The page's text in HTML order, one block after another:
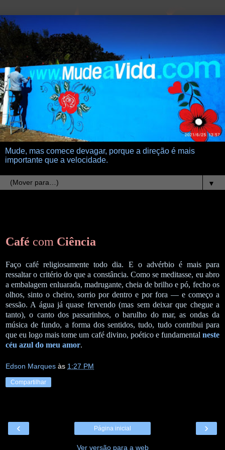
Mude, mas comece devagar, porque a direção é mais
importante que a velocidade.
▼
Café com Ciência
Faço café religiosamente todo dia. E o advérbio é mais para
ressaltar o critério do que a constância. Como se meditasse, eu abro
a embalagem enluarada, madrugante, cheia de brilho e pó, fecho os
olhos, sinto o cheiro, sorrio por dentro e por fora — e começo a
sessão. A água já quase fervendo (mas sem deixar que chegue a
tanto), o canto dos passarinhos, o barulho do mar, as ondas da
música de fundo, a forma dos sentidos, tudo, tudo contribui para
que eu logo mais tome um café divino, poético e fundamental neste
céu azul do meu amor.
Edson Marques às 1:27 PM
Compartilhar
‹ ›
Página inicial
Ver versão para a web